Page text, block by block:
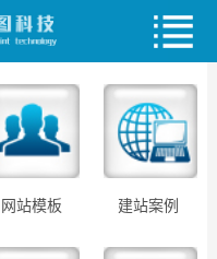
网站模板 建站案例